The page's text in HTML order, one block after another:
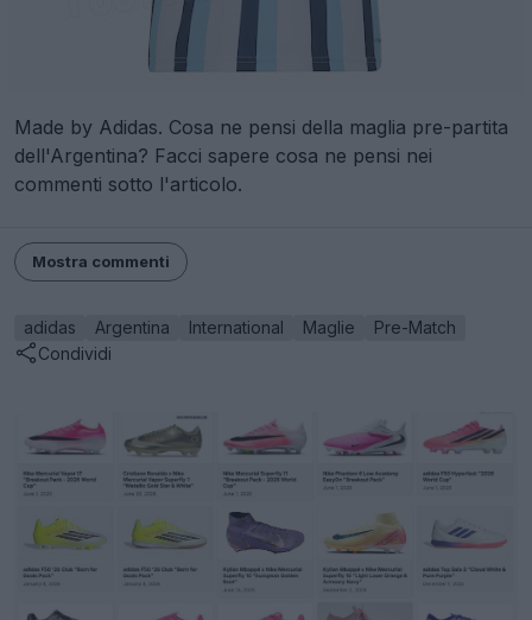
Made by Adidas. Cosa ne pensi della maglia pre-partita
dell'Argentina? Facci sapere cosa ne pensi nei
commenti sotto l'articolo.
Mostra commenti
adidas Argentina International Maglie
Pre-Match
Condividi